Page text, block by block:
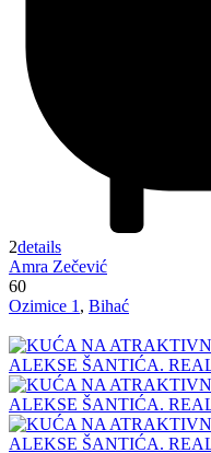
2details
Amra Zečević
60
Ozimice 1, Bihać